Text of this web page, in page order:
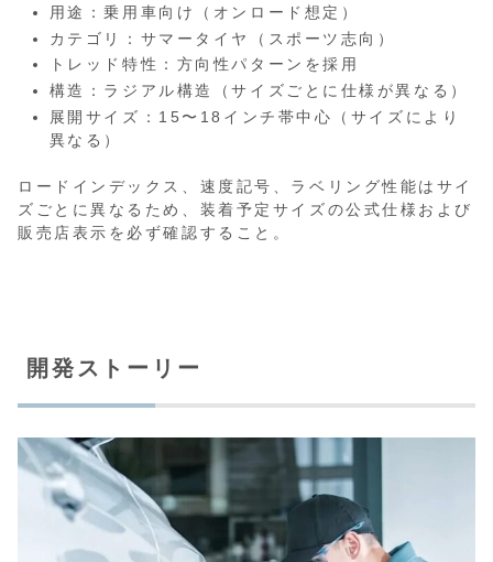
用途：乗用車向け（オンロード想定）
カテゴリ：サマータイヤ（スポーツ志向）
トレッド特性：方向性パターンを採用
構造：ラジアル構造（サイズごとに仕様が異なる）
展開サイズ：15〜18インチ帯中心（サイズにより
異なる）
ロードインデックス、速度記号、ラベリング性能はサイ
ズごとに異なるため、装着予定サイズの公式仕様および
販売店表示を必ず確認すること。
開発ストーリー